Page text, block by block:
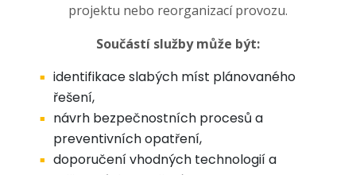
projektu nebo reorganizací provozu.
Součástí služby může být:
identifikace slabých míst plánovaného
řešení,
návrh bezpečnostních procesů a
preventivních opatření,
doporučení vhodných technologií a